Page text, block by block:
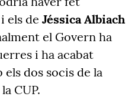
els de Jéssica Albiach
el Govern ha
i ha acabat
dos socis de la
CUP.